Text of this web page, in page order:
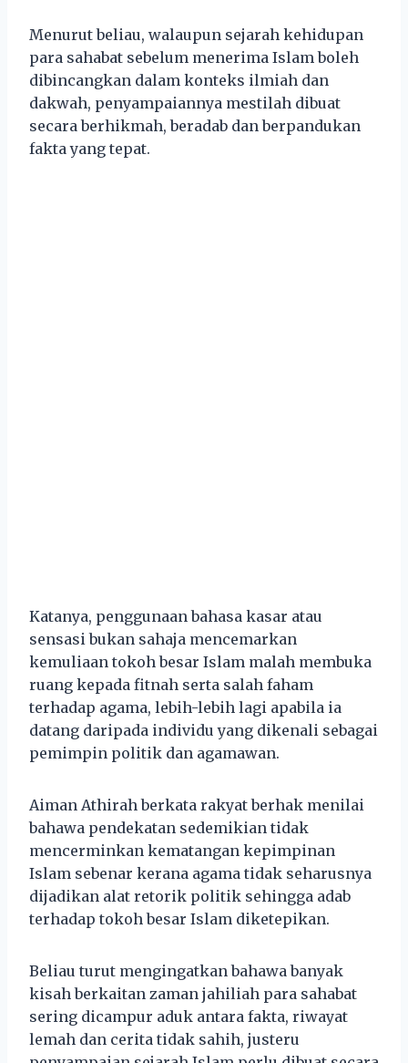
Menurut beliau, walaupun sejarah kehidupan
para sahabat sebelum menerima Islam boleh
dibincangkan dalam konteks ilmiah dan
dakwah, penyampaiannya mestilah dibuat
secara berhikmah, beradab dan berpandukan
fakta yang tepat.
Katanya, penggunaan bahasa kasar atau
sensasi bukan sahaja mencemarkan
kemuliaan tokoh besar Islam malah membuka
ruang kepada fitnah serta salah faham
terhadap agama, lebih-lebih lagi apabila ia
datang daripada individu yang dikenali sebagai
pemimpin politik dan agamawan.
Aiman Athirah berkata rakyat berhak menilai
bahawa pendekatan sedemikian tidak
mencerminkan kematangan kepimpinan
Islam sebenar kerana agama tidak seharusnya
dijadikan alat retorik politik sehingga adab
terhadap tokoh besar Islam diketepikan.
Beliau turut mengingatkan bahawa banyak
kisah berkaitan zaman jahiliah para sahabat
sering dicampur aduk antara fakta, riwayat
lemah dan cerita tidak sahih, justeru